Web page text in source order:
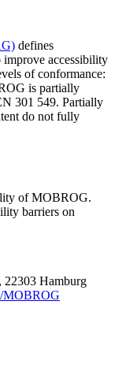
defines
improve accessibility
of conformance:
is partially
301 549. Partially
do not fully
of MOBROG.
barriers on
22303 Hamburg
MOBROG